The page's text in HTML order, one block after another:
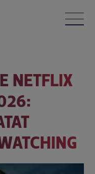
NETFLIX